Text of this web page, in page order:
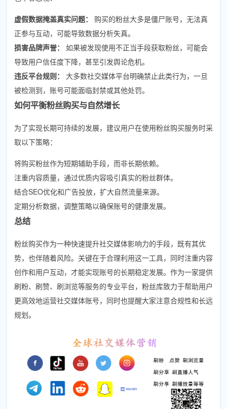
虚假数据掩盖真实问题：
购买的粉丝大多是僵尸账号，无法真
正参与互动，可能导致数据分析失真。
损害品牌声誉：
如果被发现使用不正当手段获取粉丝，可能会
导致用户信任度下降，甚至引发舆论危机。
违反平台规则：
大多数社交媒体平台明确禁止此类行为，一旦
被检测到，账号可能面临封禁或其他处罚。
如何平衡粉丝购买与自然增长
为了实现长期可持续的发展，建议用户在使用粉丝购买服务时采
取以下策略：
将购买粉丝作为短期辅助手段，而非长期依赖。
注重内容质量，通过优质内容吸引真实的粉丝群体。
结合SEO优化和广告投放，扩大自然流量来源。
定期分析数据，调整策略以确保账号的健康发展。
总结
粉丝购买作为一种快速提升社交媒体影响力的手段，既有其优
势，也伴随着风险。关键在于合理利用这一工具，同时注重内容
创作和用户互动，才能实现账号的长期稳定发展。作为一家提供
刷粉、刷赞、刷浏览等服务的专业平台，粉丝库致力于帮助用户
更高效地运营社交媒体账号，同时也提醒大家注意合规性和长远
规划。